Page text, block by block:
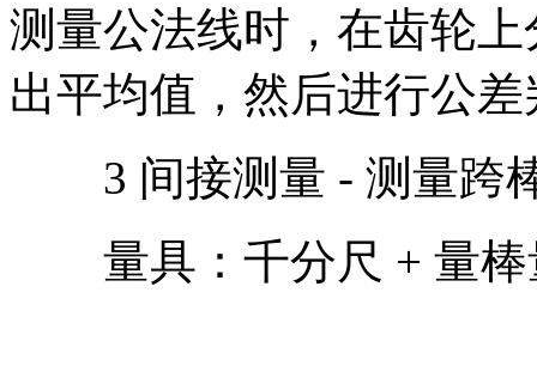
测量公法线时，在齿轮
出平均值，然后进行公差
3 间接测量 - 测量跨
量具：千分尺 + 量棒